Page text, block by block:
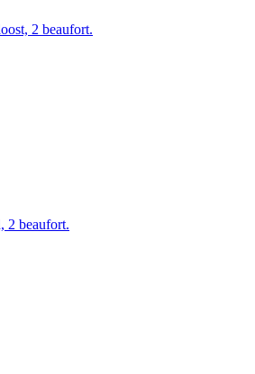
2 beaufort.
2 beaufort.